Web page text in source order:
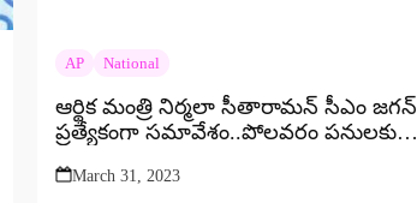
AP National
ఆర్థిక మంత్రి నిర్మలా సీతారామన్‌ సీఎం జగన్
ప్రత్యేకంగా సమావేశం..పోలవరం పనులకు
March 31, 2023